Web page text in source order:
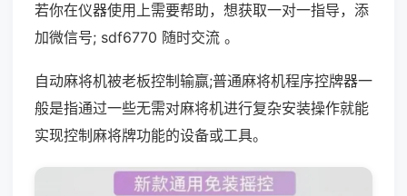
若你在仪器使用上需要帮助，想获取一对一指导，添
加微信号; sdf6770 随时交流 。
自动麻将机被老板控制输赢;普通麻将机程序控牌器一
般是指通过一些无需对麻将机进行复杂安装操作就能
实现控制麻将牌功能的设备或工具。